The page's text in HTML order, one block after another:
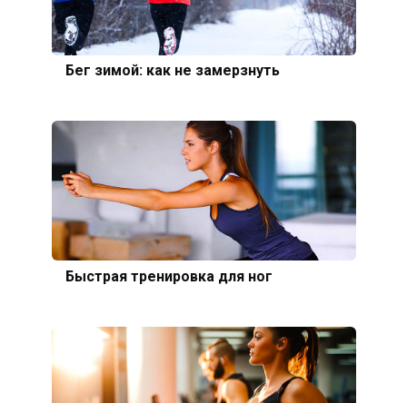
Бег зимой: как не замерзнуть
Быстрая тренировка для ног